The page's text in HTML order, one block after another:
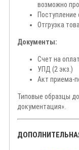
возможно
Поступление
Отгрузка
Документы:
Счет на
УПД (2 экз.)
Акт приема-
Типовые образцы
документация».